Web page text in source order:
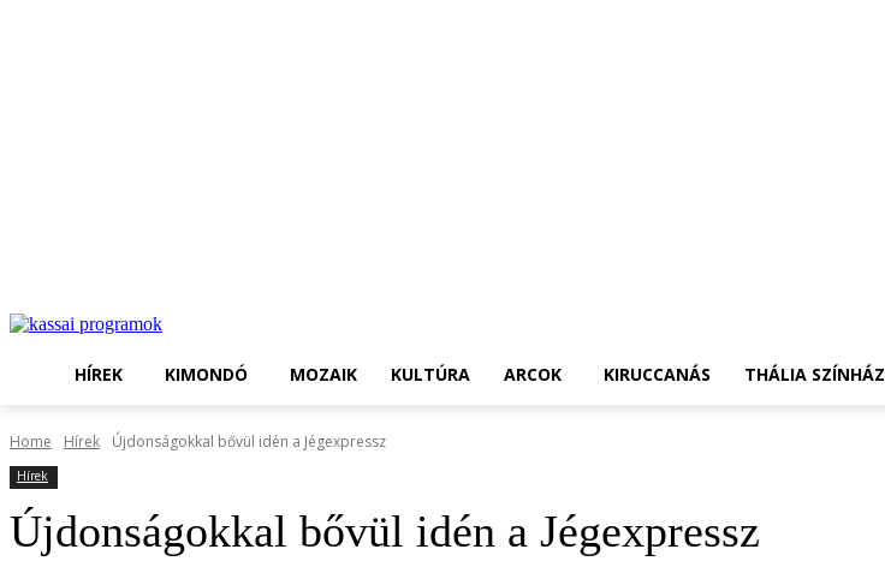
HÍREK KIMONDÓ MOZAIK KULTÚRA ARCOK KIRUCCANÁS THÁLIA SZÍNHÁZ
Home Hírek Újdonságokkal bővül idén a Jégexpressz
Hírek
Újdonságokkal bővül idén a Jégexpressz